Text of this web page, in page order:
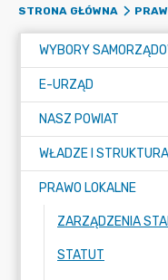
STRONA GŁÓWNA
WYBORY
E-URZĄD
NASZ POWIAT
WŁADZE I STRUKTURA
PRAWO LOKALNE
STATUT